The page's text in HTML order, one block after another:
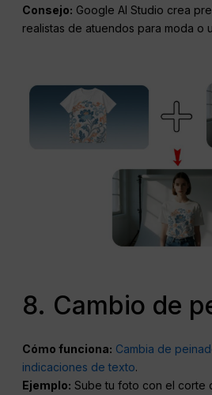
Consejo: Google AI Studio crea
realistas de atuendos para moda o
8. Cambio de
Cómo funciona: Cambia de
indicaciones de texto.
Ejemplo: Sube tu foto con el corte